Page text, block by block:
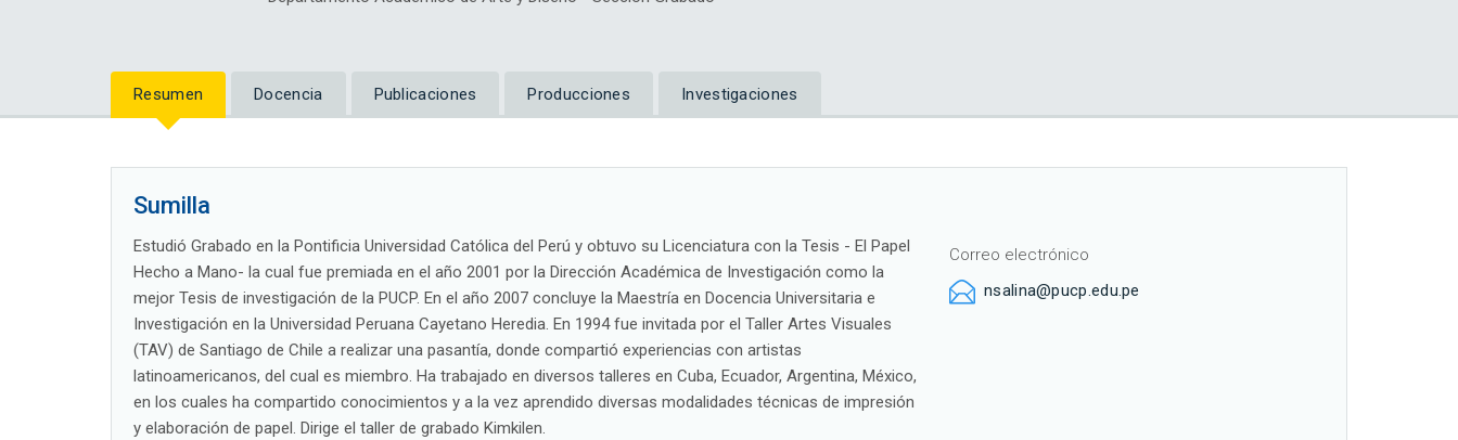
Resumen Docencia Publicaciones Producciones Investigaciones
Sumilla
Estudió Grabado en la Pontificia Universidad Católica del Perú y obtuvo su Licenciatura con la Tesis - El Papel
Hecho a Mano- la cual fue premiada en el año 2001 por la Dirección Académica de Investigación como la
mejor Tesis de investigación de la PUCP. En el año 2007 concluye la Maestría en Docencia Universitaria e
Investigación en la Universidad Peruana Cayetano Heredia. En 1994 fue invitada por el Taller Artes Visuales
(TAV) de Santiago de Chile a realizar una pasantía, donde compartió experiencias con artistas
latinoamericanos, del cual es miembro. Ha trabajado en diversos talleres en Cuba, Ecuador, Argentina, México,
en los cuales ha compartido conocimientos y a la vez aprendido diversas modalidades técnicas de impresión
y elaboración de papel. Dirige el taller de grabado Kimkilen.
Correo electrónico
nsalina@pucp.edu.pe